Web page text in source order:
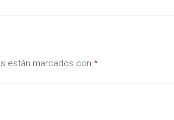
están marcados con *